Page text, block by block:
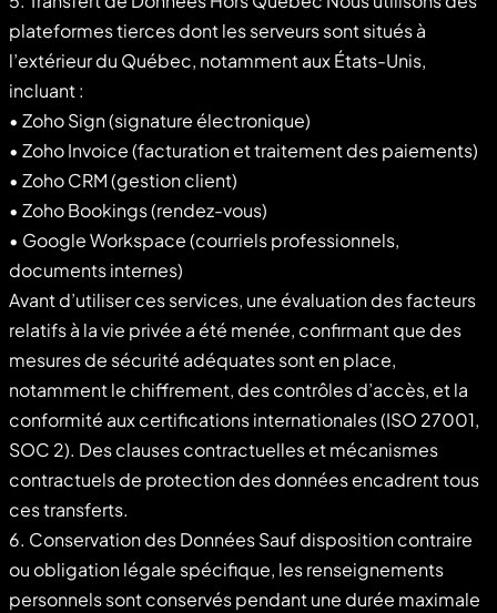
plateformes tierces dont les serveurs sont situés à
l’extérieur du Québec, notamment aux États-Unis,
incluant :
• Zoho Sign (signature électronique)
• Zoho Invoice (facturation et traitement des paiements)
• Zoho CRM (gestion client)
• Zoho Bookings (rendez-vous)
• Google Workspace (courriels professionnels,
documents internes)
Avant d’utiliser ces services, une évaluation des facteurs
relatifs à la vie privée a été menée, confirmant que des
mesures de sécurité adéquates sont en place,
notamment le chiffrement, des contrôles d’accès, et la
conformité aux certifications internationales (ISO 27001,
SOC 2). Des clauses contractuelles et mécanismes
contractuels de protection des données encadrent tous
ces transferts.
6. Conservation des Données Sauf disposition contraire
ou obligation légale spécifique, les renseignements
personnels sont conservés pendant une durée maximale